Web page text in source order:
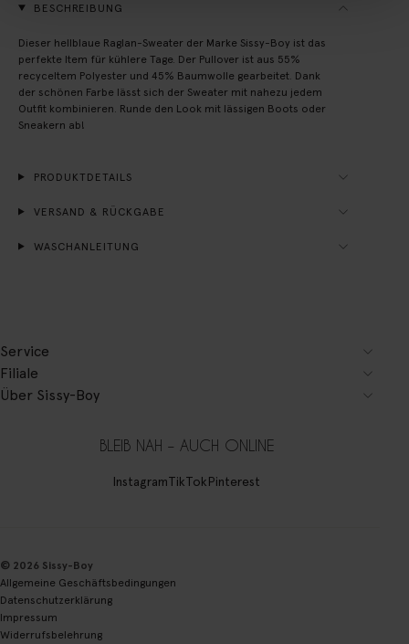
BESCHREIBUNG
Dieser hellblaue Raglan-Sweater der Marke Sissy-Boy ist das
perfekte Item für kühlere Tage. Der Pullover ist aus 55%
recyceltem Polyester und 45% Baumwolle gearbeitet. Dank
der schönen Farbe lässt sich der Sweater mit nahezu jedem
Outfit kombinieren. Runde den Look mit lässigen Boots oder
Sneakern ab!
PRODUKTDETAILS
VERSAND & RÜCKGABE
WASCHANLEITUNG
Service
Filiale
Über Sissy-Boy
BLEIB NAH – AUCH ONLINE
InstagramTikTokPinterest
© 2026 Sissy-Boy
Allgemeine Geschäftsbedingungen
Datenschutzerklärung
Impressum
Widerrufsbelehrung